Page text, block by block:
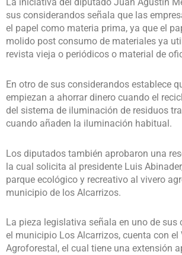
sus considerandos señala que las
el papel como materia prima, ya que el
molido post consumo de materiales ya
revista vieja o periódicos o material de
En otro de sus considerandos establece
empiezan a ahorrar dinero cuando el
del sistema de iluminación de residuos
cuando añaden la iluminación habitual.
Los diputados también aprobaron una
la cual solicita al presidente Luis
parque ecológico y recreativo al vivero
municipio de los Alcarrizos.
La pieza legislativa señala en uno de sus
el municipio Los Alcarrizos, cuenta con el
Agroforestal, el cual tiene una extensión